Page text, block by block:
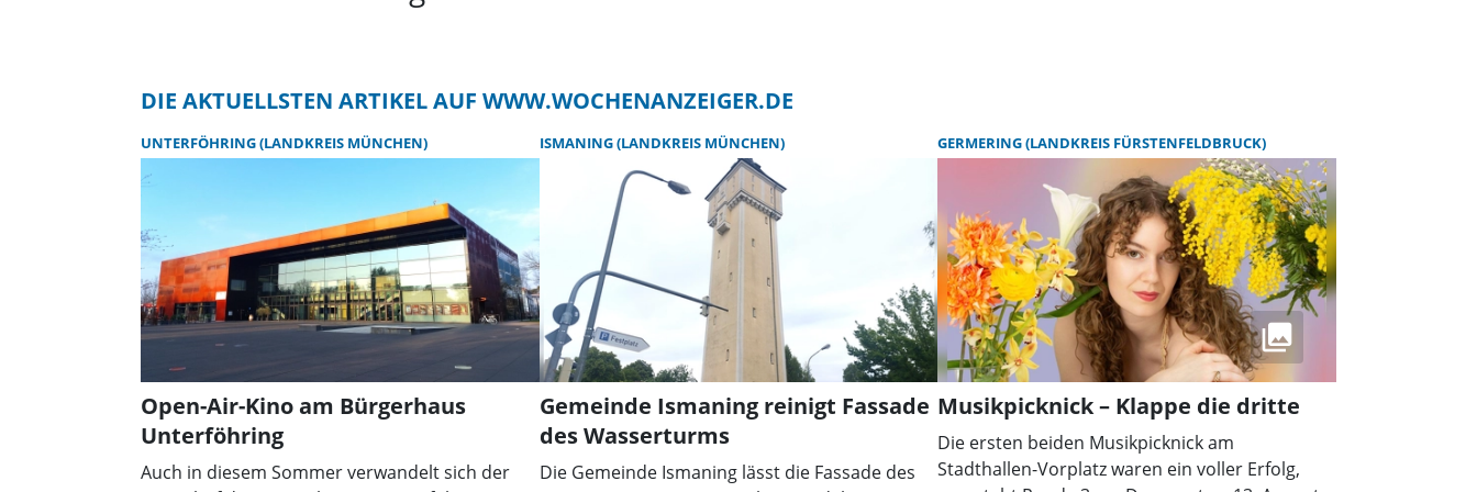
DIE AKTUELLSTEN ARTIKEL AUF WWW.WOCHENANZEIGER.DE
UNTERFÖHRING (LANDKREIS MÜNCHEN)
Open-Air-Kino am Bürgerhaus
Unterföhring
Auch in diesem Sommer verwandelt sich der
ISMANING (LANDKREIS MÜNCHEN)
Gemeinde Ismaning reinigt Fassade
des Wasserturms
Die Gemeinde Ismaning lässt die Fassade des
GERMERING (LANDKREIS FÜRSTENFELDBRUCK)
Musikpicknick – Klappe die dritte
Die ersten beiden Musikpicknick am
Stadthallen-Vorplatz waren ein voller Erfolg,